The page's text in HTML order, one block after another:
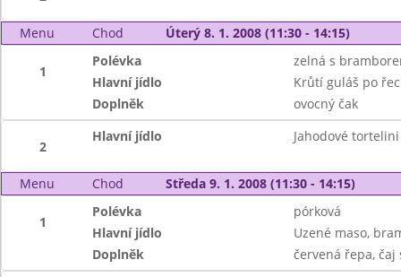
Menu Chod Úterý 8. 1. 2008 (11:30 - 14:15)
1
Polévka
zelná s
Hlavní jídlo
Krůtí guláš po
Doplněk
ovocný čak
2
Hlavní jídlo Jahodové
Menu Chod Středa 9. 1. 2008 (11:30 - 14:15)
1
Polévka
pórková
Hlavní jídlo
Uzené maso,
Doplněk
červená řepa, čaj